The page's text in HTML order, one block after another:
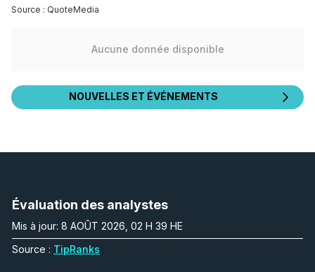
Source : QuoteMedia
Aucune donnée disponible
NOUVELLES ET ÉVÉNEMENTS
Évaluation des analystes
Mis à jour: 8 AOÛT 2026, 02 H 39 HE
Source : TipRanks